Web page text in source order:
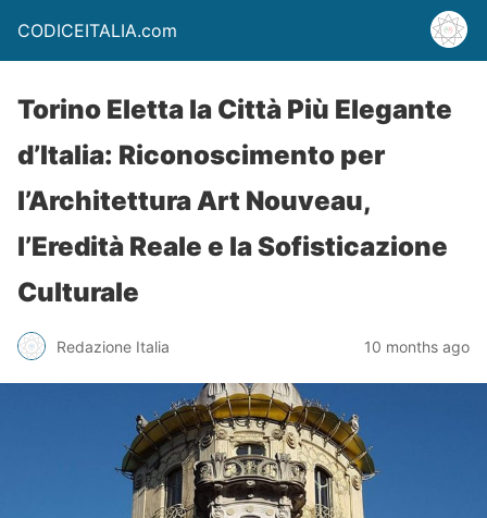
CODICEITALIA.com
Torino Eletta la Città Più Elegante
d’Italia: Riconoscimento per
l’Architettura Art Nouveau,
l’Eredità Reale e la Sofisticazione
Culturale
Redazione Italia 10 months ago